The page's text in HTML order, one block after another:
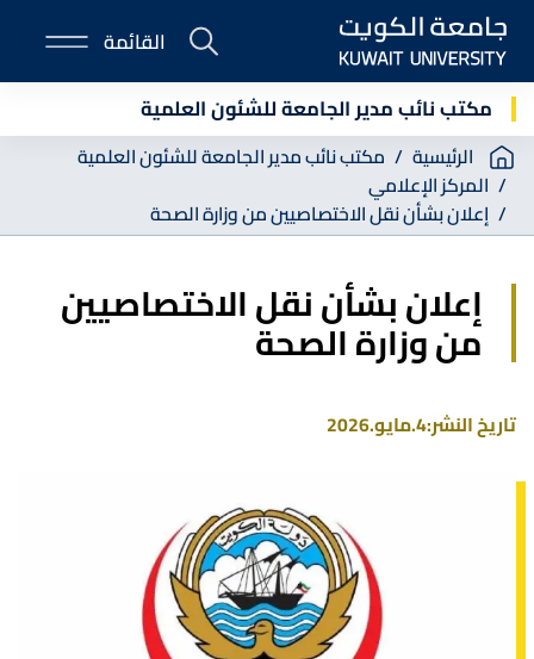
Skip
main
content
E-
Portal
القائمة
مكتب نائب مدير الجامعة للشئون العلمية
Breadcrumb
الرئيسية
مكتب نائب مدير الجامعة للشئون العلمية
المركز الإعلامي
إعلان بشأن نقل الاختصاصيين من وزارة الصحة
إعلان بشأن نقل الاختصاصيين
من وزارة الصحة
تاريخ النشر:4.مايو.2026